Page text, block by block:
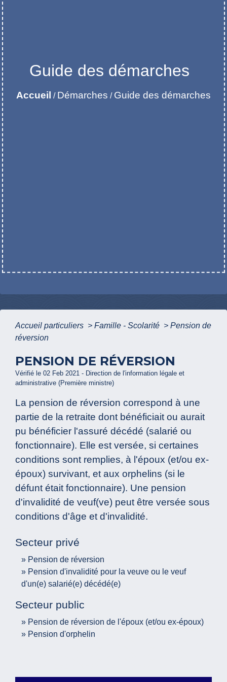
Guide des démarches
Accueil / Démarches / Guide des démarches
Accueil particuliers > Famille - Scolarité > Pension de
réversion
PENSION DE RÉVERSION
Vérifié le 02 Feb 2021 - Direction de l'information légale et
administrative (Première ministre)
La pension de réversion correspond à une
partie de la retraite dont bénéficiait ou aurait
pu bénéficier l'assuré décédé (salarié ou
fonctionnaire). Elle est versée, si certaines
conditions sont remplies, à l'époux (et/ou ex-
époux) survivant, et aux orphelins (si le
défunt était fonctionnaire). Une pension
d'invalidité de veuf(ve) peut être versée sous
conditions d'âge et d'invalidité.
Secteur privé
Pension de réversion
Pension d'invalidité pour la veuve ou le veuf
d'un(e) salarié(e) décédé(e)
Secteur public
Pension de réversion de l'époux (et/ou ex-époux)
Pension d'orphelin